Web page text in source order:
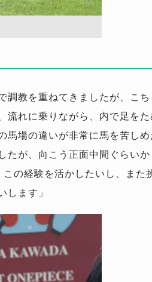
調教を重ねてきましたが、こ
れに乗りながら、内で足をた
馬場の違いが非常に馬を苦し
たが、向こう正面中間ぐらい
の経験を活かしたいし、また
ます」